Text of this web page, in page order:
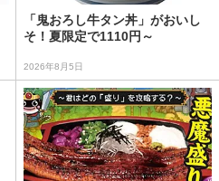
「鬼おろし牛タン丼」がおいし
そ！夏限定で1110円～
2026年8月5日